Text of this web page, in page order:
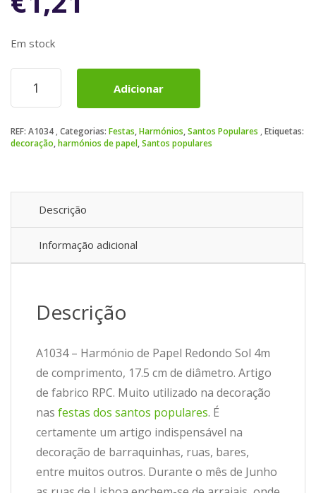
Em stock
Quantidade
Harmónio
Papel
Redondo
Adicionar
REF: A1034 Categorias: Festas,Harmónios,Santos Populares Etiquetas:
decoração,harmónios de papel,Santos populares
Descrição
Informação adicional
Descrição
A1034 – Harmónio de Papel Redondo Sol 4m
de comprimento, 17.5 cm de diâmetro. Artigo
de fabrico RPC. Muito utilizado na decoração
nas festas dos santos populares. É
certamente um artigo indispensável na
decoração de barraquinhas, ruas, bares,
entre muitos outros. Durante o mês de Junho